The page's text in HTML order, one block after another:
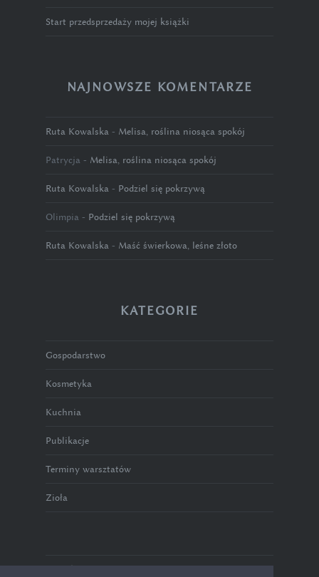
Start przedsprzedaży mojej książki
NAJNOWSZE KOMENTARZE
Ruta Kowalska- Melisa, roślina niosąca spokój
Patrycja - Melisa, roślina niosąca spokój
Ruta Kowalska- Podziel się pokrzywą
Olimpia - Podziel się pokrzywą
Ruta Kowalska- Maść świerkowa, leśne złoto
KATEGORIE
Gospodarstwo
Kosmetyka
Kuchnia
Publikacje
Terminy warsztatów
Zioła
Polityka prywatności